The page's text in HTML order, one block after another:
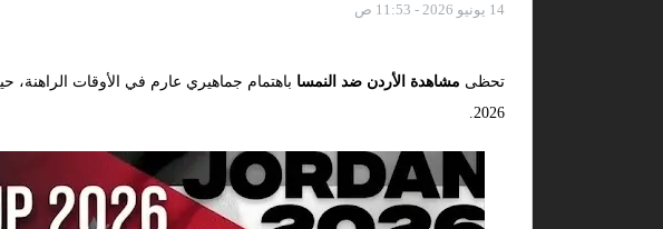
14 يونيو 2026 - 11:53 ص
تحظى مشاهدة الأردن ضد النمسا باهتمام جماهيري عارم في الأوقات
2026.